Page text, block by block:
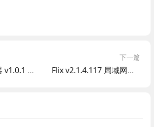
音乐音量管理器 v1.0.1 歌曲默认音量调节 支持无损
下一篇
Flix v2.1.4.117 局域网传输工具 支持iOS/安卓/Mac/win/鸿蒙